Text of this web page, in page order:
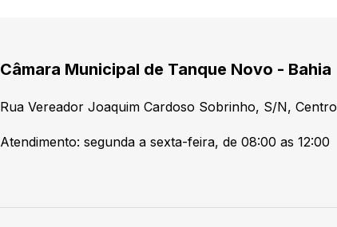
Câmara Municipal de Tanque Novo - Bahia
Rua Vereador Joaquim Cardoso Sobrinho, S/N, Centro
Atendimento: segunda a sexta-feira, de 08:00 as 12:00